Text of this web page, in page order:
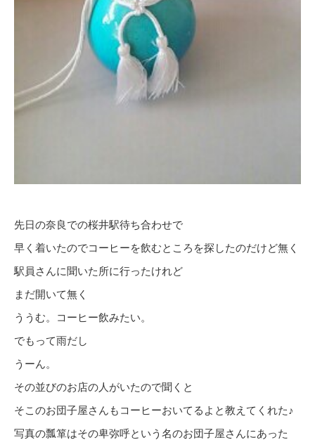
先日の奈良での桜井駅待ち合わせで
早く着いたのでコーヒーを飲むところを探したのだけど無く
駅員さんに聞いた所に行ったけれど
まだ開いて無く
ううむ。コーヒー飲みたい。
でもって雨だし
うーん。
その並びのお店の人がいたので聞くと
そこのお団子屋さんもコーヒーおいてるよと教えてくれた♪
写真の瓢箪はその卑弥呼という名のお団子屋さんにあった